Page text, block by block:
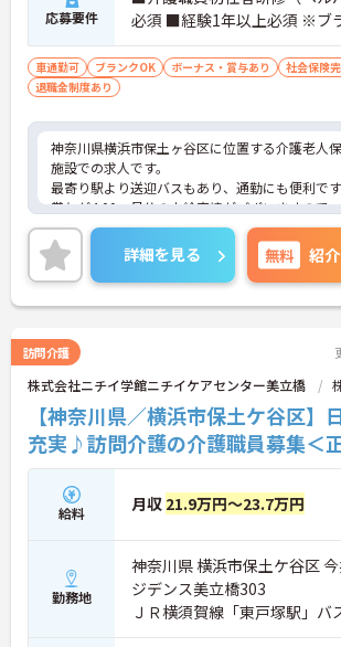
応募要件
必須 ■経験1年以上必須 ※ブ
車通勤可 ブランクOK ボーナス・賞与あり 社会保険
退職金制度あり
神奈川県横浜市保土ヶ谷区に位置する介護老人
施設での求人です。
最寄り駅より送迎バスもあり、通勤にも便利で
賞与が4.00ヶ月分の支給実績がございますので
いモチベーションを保ってご就業頂けます♪
ご興味のある方には、面接対策ポイントなど、さ
に詳細をお話しいたしますのでお気軽にご相談
さい！
詳細を見る 無料 紹
訪問介護
株式会社ニチイ学館ニチイケアセンター美立橋
【神奈川県／横浜市保土ケ谷区
充実♪訪問介護の介護職員募集＜
給料 月収 21.9万円～23.7万円
勤務地
神奈川県 横浜市保土ケ谷区
ジデンス美立橋303
ＪＲ横須賀線「東戸塚駅」バ